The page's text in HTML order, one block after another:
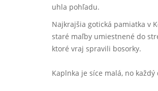
uhla pohľadu.
Najkrajšia gotická pamiatka v
staré maľby umiestnené do
ktoré vraj spravili bosorky.
Kaplnka je síce malá, no